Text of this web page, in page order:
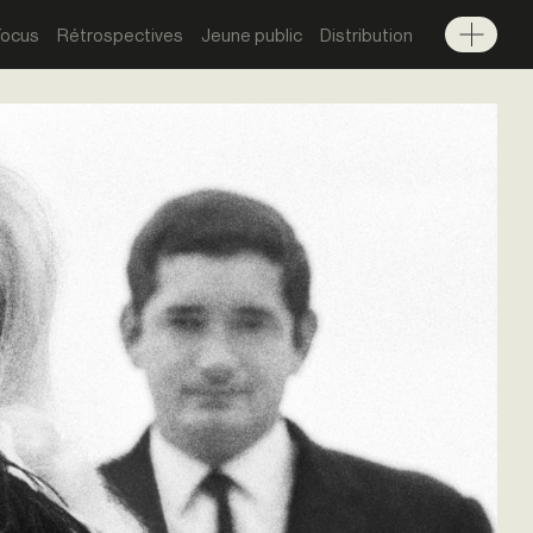
Rétrospectives Jeune public Distribution
Menu